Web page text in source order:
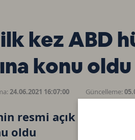
kez ABD
konu oldu
24.06.2021 16:07:00 Güncelleme:
resmi açık artırma
oldu